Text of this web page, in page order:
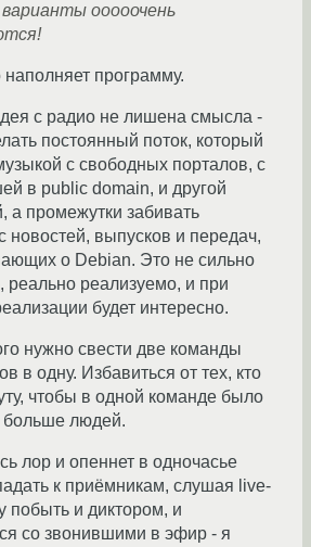
ооооочень
наполняет программу.
с радио не лишена смысла -
постоянный поток, который
с свободных порталов, с
в public domain, и другой
а промежутки забивать
новостей, выпусков и передач,
о Debian. Это не сильно
реально реализуемо, и при
будет интересно.
нужно свести две команды
в одну. Избавиться от тех, кто
чтобы в одной команде было
больше людей.
лор и опеннет в одночасье
к приёмникам, слушая live-
побыть и диктором, и
со звонившими в эфир - я